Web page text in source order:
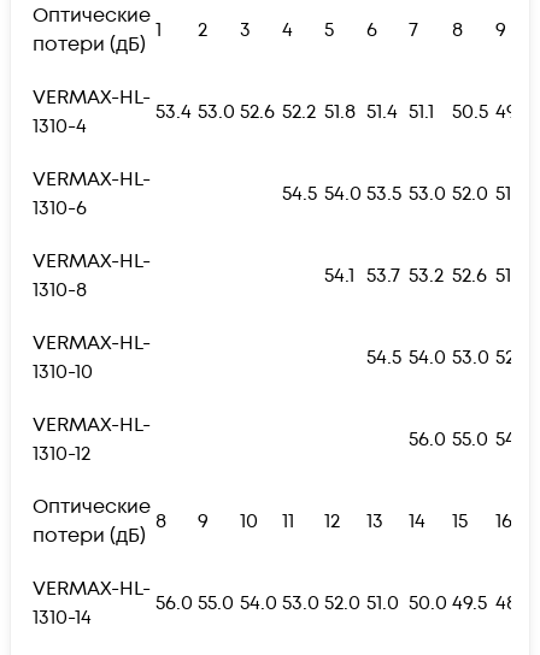
Оптические
потери (дБ)
1 2 3 4 5 6 7 8 9
VERMAX-HL-
1310-4
53.4 53.0 52.6 52.2 51.8 51.4 51.1 50.5 49.8
VERMAX-HL-
1310-6
54.5 54.0 53.5 53.0 52.0 51.0
VERMAX-HL-
1310-8
54.1 53.7 53.2 52.6 51.9
VERMAX-HL-
1310-10
54.5 54.0 53.0 52.5
VERMAX-HL-
1310-12
56.0 55.0 54.0
Оптические
потери (дБ)
8 9 10 11 12 13 14 15 16
VERMAX-HL-
1310-14
56.0 55.0 54.0 53.0 52.0 51.0 50.0 49.5 48.5